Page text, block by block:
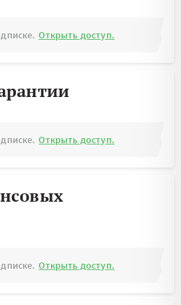
Открыть доступ.
Открыть доступ.
Открыть доступ.